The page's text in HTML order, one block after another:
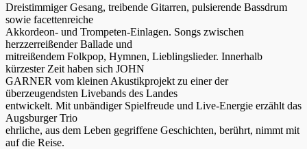
Dreistimmiger Gesang, treibende Gitarren, pulsierende Bassdrum
sowie facettenreiche
Akkordeon- und Trompeten-Einlagen. Songs zwischen
herzzerreißender Ballade und
mitreißendem Folkpop, Hymnen, Lieblingslieder. Innerhalb
kürzester Zeit haben sich JOHN
GARNER vom kleinen Akustikprojekt zu einer der
überzeugendsten Livebands des Landes
entwickelt. Mit unbändiger Spielfreude und Live-Energie erzählt das
Augsburger Trio
ehrliche, aus dem Leben gegriffene Geschichten, berührt, nimmt mit
auf die Reise.